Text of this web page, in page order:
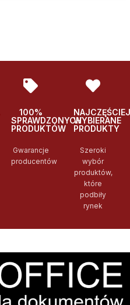
100%
SPRAWDZONYCH
PRODUKTÓW
Gwarancje
producentów
NAJCZĘŚCIEJ
WYBIERANE
PRODUKTY
Szeroki
wybór
produktów,
które
podbiły
rynek